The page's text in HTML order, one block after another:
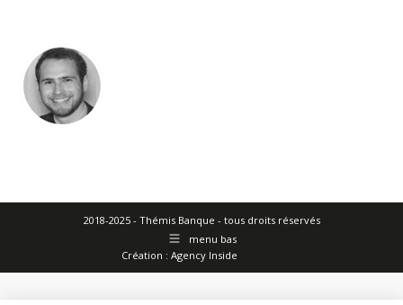
2018-2025 - Thémis Banque - tous droits réservés
menu bas
Création : Agency Inside